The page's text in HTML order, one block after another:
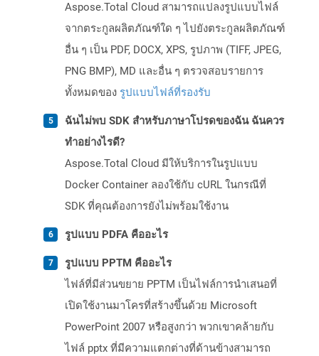
Aspose.Total Cloud สามารถแปลงรูปแบบไฟล์
จากตระกูลผลิตภัณฑ์ใด ๆ ไปยังตระกูลผลิตภัณฑ์
อื่น ๆ เป็น PDF, DOCX, XPS, รูปภาพ (TIFF, JPEG,
PNG BMP), MD และอื่น ๆ ตรวจสอบรายการ
ทั้งหมดของ รูปแบบไฟล์ที่รองรับ
ฉันไม่พบ SDK สำหรับภาษาโปรดของฉัน ฉันควร
ทำอย่างไรดี?
Aspose.Total Cloud มีให้บริการในรูปแบบ
Docker Container ลองใช้กับ cURL ในกรณีที่
SDK ที่คุณต้องการยังไม่พร้อมใช้งาน
รูปแบบ PDFA คืออะไร
รูปแบบ PPTM คืออะไร
ไฟล์ที่มีส่วนขยาย PPTM เป็นไฟล์การนำเสนอที่
เปิดใช้งานมาโครที่สร้างขึ้นด้วย Microsoft
PowerPoint 2007 หรือสูงกว่า พวกเขาคล้ายกับ
ไฟล์ pptx ที่มีความแตกต่างที่ด้านข้างสามารถ